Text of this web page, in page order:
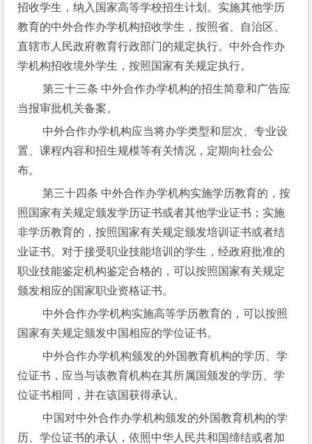
招收学生，纳入国家高等学校招生计划。实施其他学历
教育的中外合作办学机构招收学生，按照省、自治区、
直辖市人民政府教育行政部门的规定执行。中外合作办
学机构招收境外学生，按照国家有关规定执行。
第三十三条 中外合作办学机构的招生简章和广告应
当报审批机关备案。
置、课程内容和招生规模等有关情况，定期向社会公
布。
第三十四条 中外合作办学机构实施学历教育的，按
照国家有关规定颁发学历证书或者其他学业证书；实施
非学历教育的，按照国家有关规定颁发培训证书或者结
业证书。对于接受职业技能培训的学生，经政府批准的
职业技能鉴定机构鉴定合格的，可以按照国家有关规定
颁发相应的国家职业资格证书。
国家有关规定颁发中国相应的学位证书。
位证书，应当与该教育机构在其所属国颁发的学历、学
位证书相同，并在该国获得承认。
历、学位证书的承认，依照中华人民共和国缔结或者加